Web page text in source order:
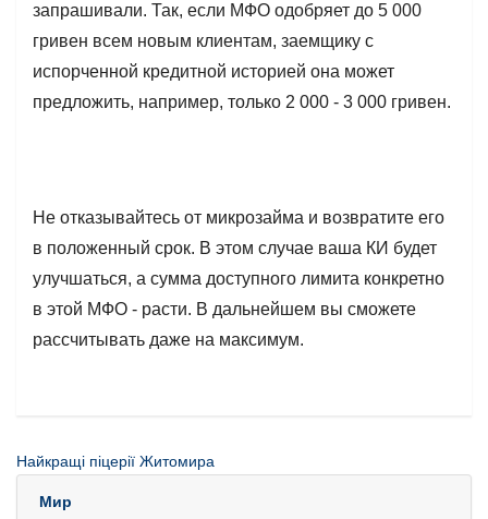
запрашивали. Так, если МФО одобряет до 5 000
гривен всем новым клиентам, заемщику с
испорченной кредитной историей она может
предложить, например, только 2 000 - 3 000 гривен.
Не отказывайтесь от микрозайма и возвратите его
в положенный срок. В этом случае ваша КИ будет
улучшаться, а сумма доступного лимита конкретно
в этой МФО - расти. В дальнейшем вы сможете
рассчитывать даже на максимум.
Найкращі піцерії Житомира
Мир